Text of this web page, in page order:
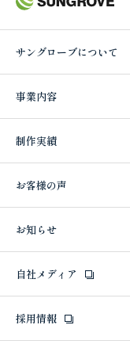
サングローブについて
事業内容
制作実績
お客様の声
お知らせ
自社メディア
採用情報